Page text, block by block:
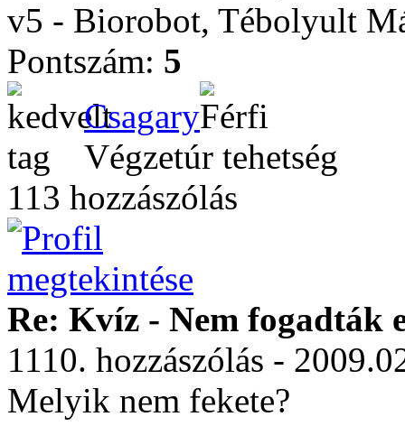
v5 - Biorobot, Tébolyult
Pontszám: 5
Csagary
Végzetúr tehetség
113 hozzászólás
Re: Kvíz - Nem fogadták
1110. hozzászólás -
Melyik nem fekete?